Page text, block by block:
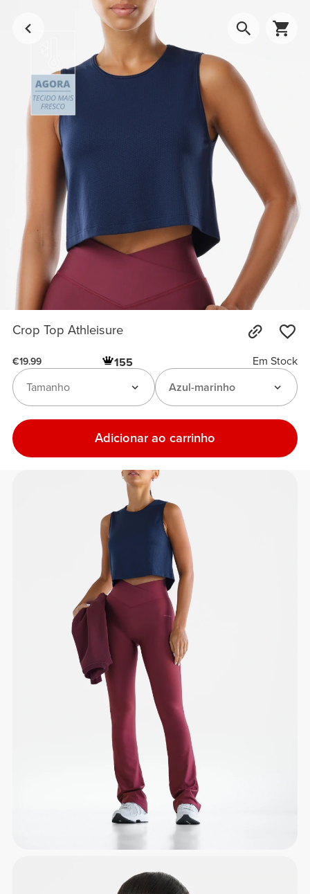
Crop Top Athleisure
€19.99 155
Em Stock
Azul-marinho
Tamanho
Adicionar ao carrinho